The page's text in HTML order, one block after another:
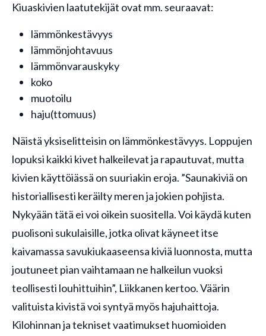
Kiuaskivien laatutekijät ovat mm. seuraavat:
lämmönkestävyys
lämmönjohtavuus
lämmönvarauskyky
koko
muotoilu
haju(ttomuus)
Näistä yksiselitteisin on lämmönkestävyys. Loppujen
lopuksi kaikki kivet halkeilevat ja rapautuvat, mutta
kivien käyttöiässä on suuriakin eroja. ”Saunakiviä on
historiallisesti keräilty meren ja jokien pohjista.
Nykyään tätä ei voi oikein suositella. Voi käydä kuten
puolisoni sukulaisille, jotka olivat käyneet itse
kaivamassa savukiukaaseensa kiviä luonnosta, mutta
joutuneet pian vaihtamaan ne halkeilun vuoksi
teollisesti louhittuihin”, Liikkanen kertoo. Väärin
valituista kivistä voi syntyä myös hajuhaittoja.
Kilohinnan ja tekniset vaatimukset huomioiden